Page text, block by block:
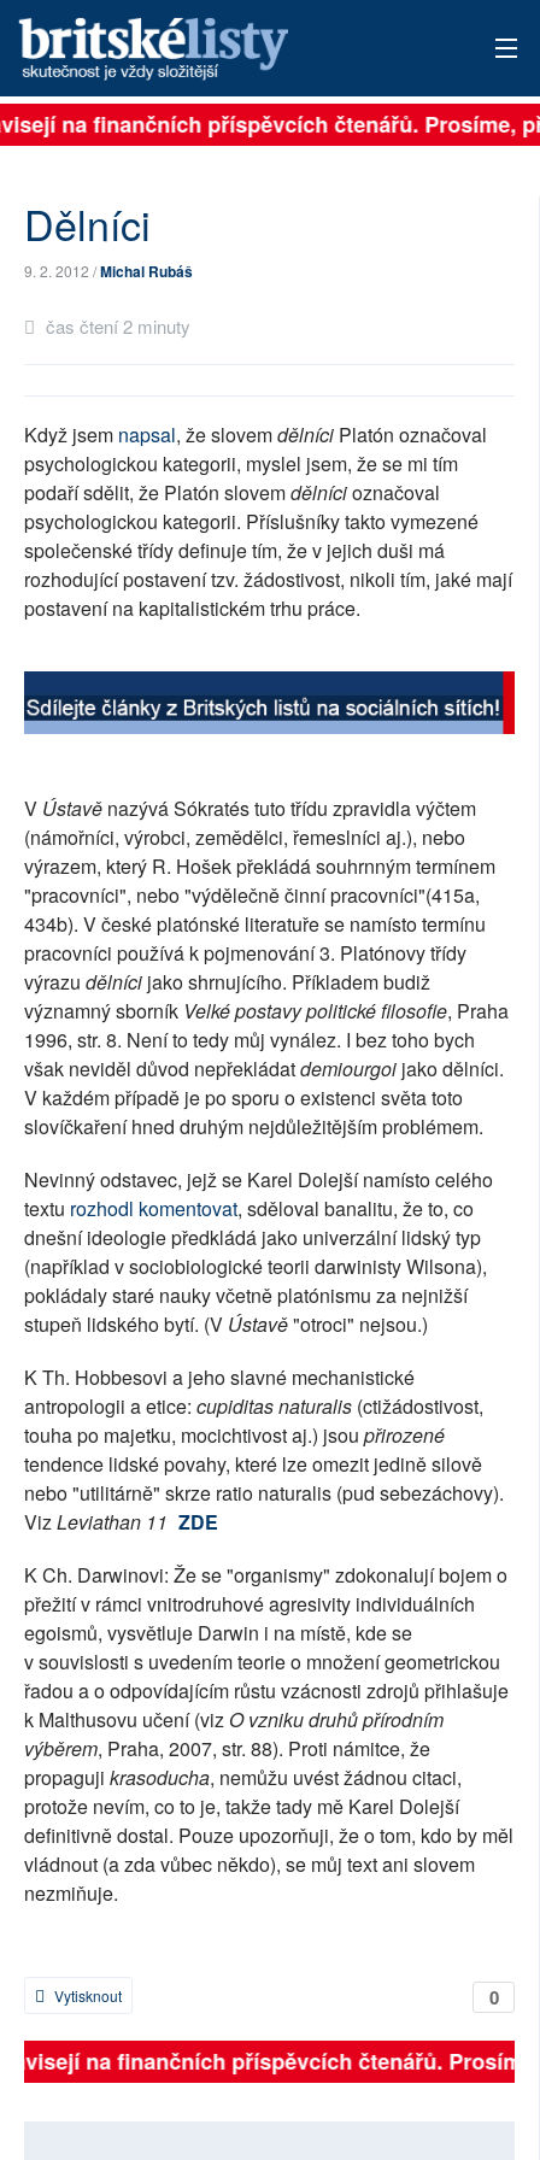
PŘIHLÁSIT
ARCHIV
AUTOŘI
PŘÍSPĚVKY NA PROVOZ
SOCIÁLNÍ SÍTĚ
RUBRIKY
na finančních příspěvcích čtenářů. Prosíme,
Dělníci
9. 2. 2012 /Michal Rubáš
čas čtení 2 minuty
Když jsem napsal, že slovemdělníci Platón označoval
psychologickou kategorii, myslel jsem, že se mi tím
podaří sdělit, že Platón slovemdělnícioznačoval
psychologickou kategorii. Příslušníky takto vymezené
společenské třídy definuje tím, že v jejich duši má
rozhodující postavení tzv. žádostivost, nikoli tím, jaké mají
postavení na kapitalistickém trhu práce.
V Ústavě nazývá Sókratés tuto třídu zpravidla výčtem
(námořníci, výrobci, zemědělci, řemeslníci aj.), nebo
výrazem, který R. Hošek překládá souhrnným termínem
"pracovníci", nebo "výdělečně činní pracovníci"(415a,
434b). V české platónské literatuře se namísto termínu
pracovníci používá k pojmenování 3. Platónovy třídy
výrazu dělníci jako shrnujícího. Příkladem budiž
významný sborník Velké postavy politické filosofie, Praha
1996, str. 8. Není to tedy můj vynález. I bez toho bych
však neviděl důvod nepřekládatdemiourgoi jako dělníci.
V každém případě je po sporu o existenci světa toto
slovíčkaření hned druhým nejdůležitějším problémem.
Nevinný odstavec, jejž se Karel Dolejší namísto celého
textu rozhodl komentovat, sděloval banalitu, že to, co
dnešní ideologie předkládá jako univerzální lidský typ
(například v sociobiologické teorii darwinisty Wilsona),
pokládaly staré nauky včetně platónismu za nejnižší
stupeň lidského bytí. (V Ústavě"otroci" nejsou.)
K Th. Hobbesovi a jeho slavné mechanistické
antropologii a etice: cupiditas naturalis (ctižádostivost,
touha po majetku, mocichtivost aj.) jsou přirozené
tendence lidské povahy, které lze omezit jedině silově
nebo "utilitárně" skrze ratio naturalis (pud sebezáchovy).
VizLeviathan 11 ZDE
K Ch. Darwinovi: Že se "organismy" zdokonalují bojem o
přežití v rámci vnitrodruhové agresivity individuálních
egoismů, vysvětluje Darwin i na místě, kde se
v souvislosti s uvedením teorie o množení geometrickou
řadou a o odpovídajícím růstu vzácnosti zdrojů přihlašuje
k Malthusovu učení (viz O vzniku druhů přírodním
výběrem, Praha, 2007, str. 88). Proti námitce, že
propaguji krasoducha, nemůžu uvést žádnou citaci,
protože nevím, co to je, takže tady mě Karel Dolejší
definitivně dostal. Pouze upozorňuji, že o tom, kdo by měl
vládnout (a zda vůbec někdo), se můj text ani slovem
nezmiňuje.
0
Vytisknout
na finančních příspěvcích čtenářů.